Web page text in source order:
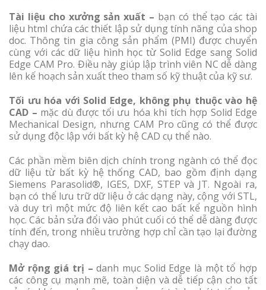
Tài liệu cho xưởng sản xuất – bạn có thể tạo các tài
liệu html chứa các thiết lập sử dụng tính năng của shop
doc. Thông tin gia công sản phẩm (PMI) được chuyển
cùng với các dữ liệu hình học từ Solid Edge sang Solid
Edge CAM Pro. Điều này giúp lập trình viên NC dễ dàng
lên kế hoạch sản xuất theo tham số kỹ thuật của kỹ sư.
Tối ưu hóa với Solid Edge, không phụ thuộc vào hệ
CAD – mặc dù được tối ưu hóa khi tích hợp Solid Edge
Mechanical Design, nhưng CAM Pro cũng có thể được
sử dụng độc lập với bất kỳ hệ CAD cụ thể nào.
Các phần mềm biên dịch chính trong ngành có thể đọc
dữ liệu từ bất kỳ hệ thống CAD, bao gồm định dạng
Siemens Parasolid®, IGES, DXF, STEP và JT. Ngoài ra,
bạn có thể lưu trữ dữ liệu ở các dạng này, cộng với STL,
và duy trì một mức độ liên kết cao bất kể nguồn hình
học. Các bản sửa đổi vào phút cuối có thể dễ dàng được
tính đến, trong nhiều trường hợp chỉ cần tạo lại đường
chạy dao.
Mở rộng giá trị –danh mục Solid Edge là một tổ hợp
các công cụ mạnh mẽ, toàn diện và dễ tiếp cận cho tất